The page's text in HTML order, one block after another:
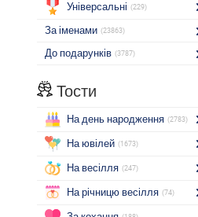
Універсальні (229)
За іменами (23863)
До подарунків (3787)
Тости
На день народження (2783)
На ювілей (1673)
На весілля (247)
На річницю весілля (74)